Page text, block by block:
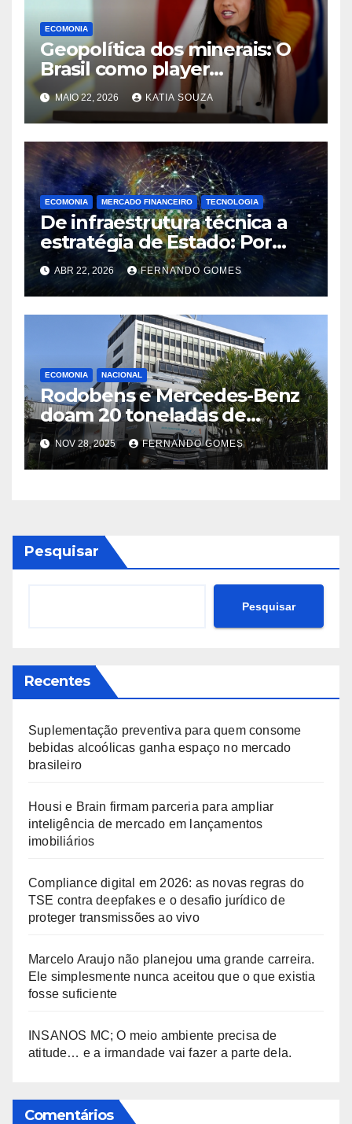
ECOMONIA
Geopolítica dos minerais: O
Brasil como player
estratégico no eixo com os
EUA
MAIO 22, 2026 KATIA SOUZA
ECOMONIA MERCADO FINANCEIRO TECNOLOGIA
De infraestrutura técnica a
estratégia de Estado: Por
que eventos internacionais
se tornaram questão de
soberania digital
ABR 22, 2026 FERNANDO GOMES
ECOMONIA NACIONAL
Rodobens e Mercedes-Benz
doam 20 toneladas de
alimentos em Belém durante
a Rota Sustentável COP30
NOV 28, 2025 FERNANDO GOMES
Pesquisar
Pesquisar
Recentes
Suplementação preventiva para quem consome
bebidas alcoólicas ganha espaço no mercado
brasileiro
Housi e Brain firmam parceria para ampliar
inteligência de mercado em lançamentos
imobiliários
Compliance digital em 2026: as novas regras do
TSE contra deepfakes e o desafio jurídico de
proteger transmissões ao vivo
Marcelo Araujo não planejou uma grande carreira.
Ele simplesmente nunca aceitou que o que existia
fosse suficiente
INSANOS MC; O meio ambiente precisa de
atitude… e a irmandade vai fazer a parte dela.
Comentários